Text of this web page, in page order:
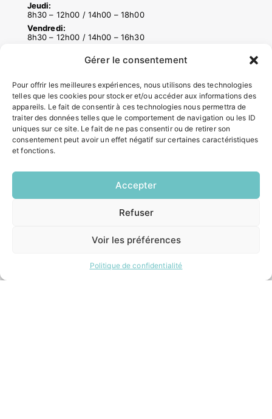
Gérer le consentement
Pour offrir les meilleures expériences, nous utilisons des technologies
telles que les cookies pour stocker et/ou accéder aux informations des
appareils. Le fait de consentir à ces technologies nous permettra de
traiter des données telles que le comportement de navigation ou les ID
uniques sur ce site. Le fait de ne pas consentir ou de retirer son
consentement peut avoir un effet négatif sur certaines caractéristiques
et fonctions.
Accepter
Refuser
Voir les préférences
Politique de confidentialité
Jeudi:
8h30 – 12h00 / 14h00 – 18h00
Vendredi:
8h30 – 12h00 / 14h00 – 16h30
Contacter la mairie
Pôle santé
Le Saucatais
Formalités administratives
Restauration scolaire
INFORMATIONS LÉGALES
Politique de confidentialité